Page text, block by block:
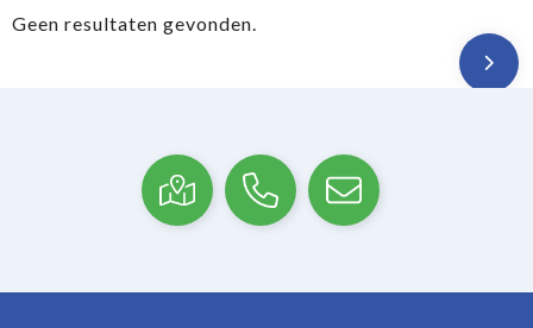
Geen resultaten gevonden.